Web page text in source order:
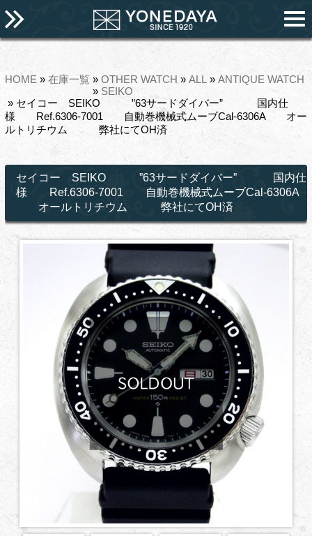
HOME » 在庫一覧 » OTHER WATCH » ALL » ANTIQUE WATCH
» SEIKO
» セイコー SEIKO ”63サードダイバー” 国内仕
様 Ref.6306-7001 自動巻機械式ムーブCal-6306A オー
ルトリチウム 弊社にてOH済
セイコー SEIKO ”63サードダイバー” 国内仕
様 Ref.6306-7001 自動巻機械式ムーブCal-6306A
オールトリチウム 弊社にてOH済